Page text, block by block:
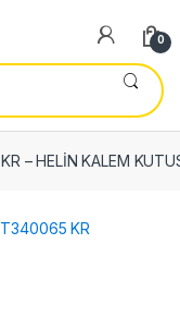
0
KR – HELİN KALEM